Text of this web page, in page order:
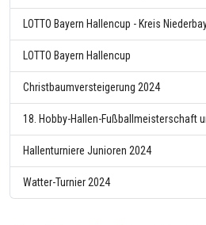
LOTTO Bayern Hallencup - Kreis
LOTTO Bayern Hallencup
Christbaumversteigerung 2024
18. Hobby-Hallen-Fußballmeisterschaft
Hallenturniere Junioren 2024
Watter-Turnier 2024